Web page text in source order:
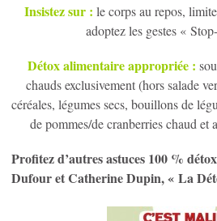
Insistez sur : le corps au repos,
adoptez les gestes «
Détox alimentaire appropriée :
chauds exclusivement (hors salade
céréales, légumes secs, bouillons de
de pommes/de cranberries chaud et
Profitez d’autres astuces 100 %
Dufour et Catherine Dupin, « La